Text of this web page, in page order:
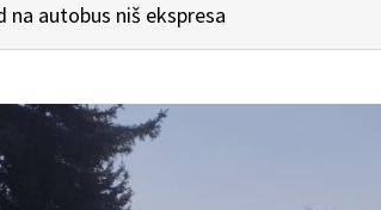
na autobus niš ekspresa